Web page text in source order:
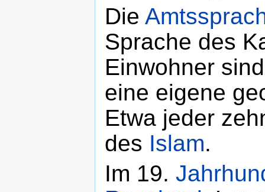
Die
Sprache des
Einwohner
eine eigene
Etwa jeder
des Islam.
Im 19.